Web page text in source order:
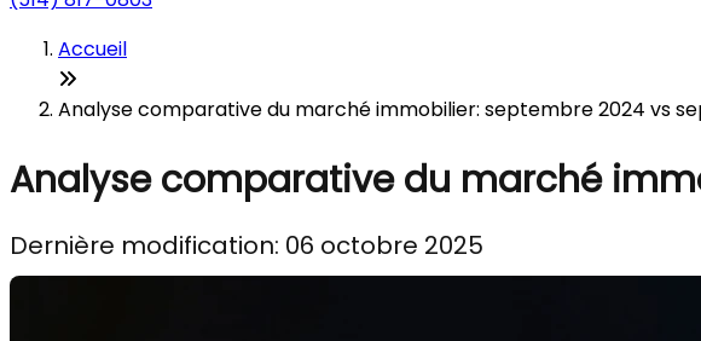
Accueil
Analyse comparative du marché immobilier: septembre 2024 vs
Analyse comparative du marché
Dernière modification: 06 octobre 2025